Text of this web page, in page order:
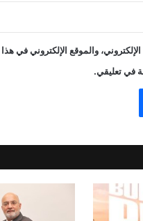
والموقع الإلكتروني في
في تعليقي.